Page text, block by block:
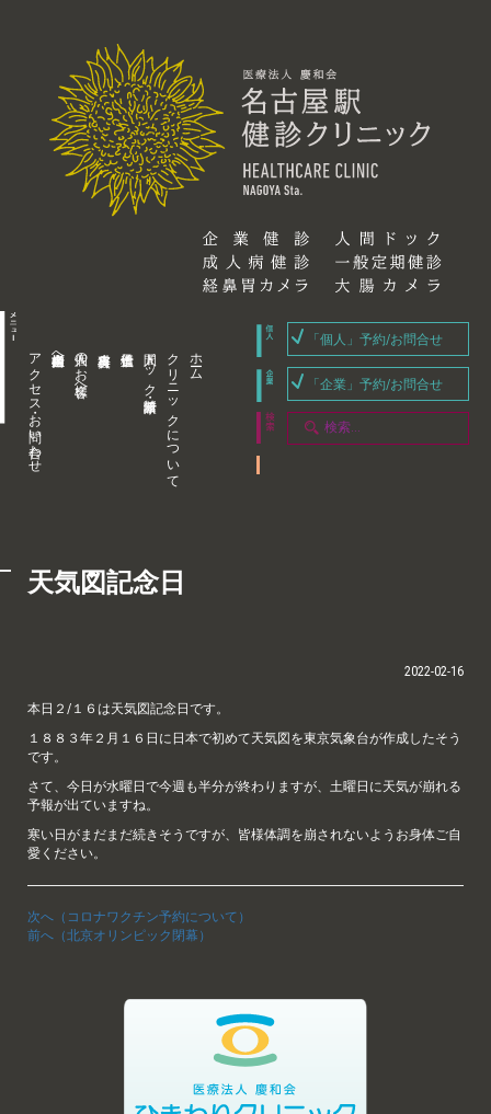
アクセス・お問い合わせ 企業内担当者様へ 個人のお客様へ 人間ドック・健康診断 クリニックについて ホーム
「個人」予約/お問合せ
「企業」予約/お問合せ
天気図記念日
2022-02-16
本日２/１６は天気図記念日です。
１８８３年２月１６日に日本で初めて天気図を東京気象台が作成したそう
です。
さて、今日が水曜日で今週も半分が終わりますが、土曜日に天気が崩れる
予報が出ていますね。
寒い日がまだまだ続きそうですが、皆様体調を崩されないようお身体ご自
愛ください。
次へ（コロナワクチン予約について）
前へ（北京オリンピック閉幕）